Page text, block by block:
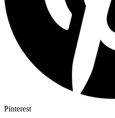
Pinterest